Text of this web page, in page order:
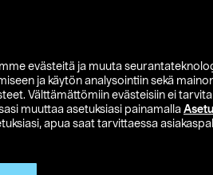
evästeitä ja muuta
ja käytön analysointiin sekä
Välttämättömiin evästeisiin ei
muuttaa asetuksiasi painamalla
apua saat tarvittaessa